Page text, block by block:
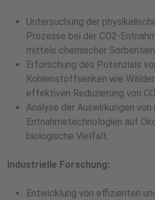
Untersuchung der
Prozesse bei der CO2-
mittels chemischer
Erforschung des Potenzials
Kohlenstoffsenken wie
effektiven Reduzierung von
Analyse der Auswirkungen von
Entnahmetechnologien auf
biologische Vielfalt.
Industrielle Forschung:
Entwicklung von effizienten